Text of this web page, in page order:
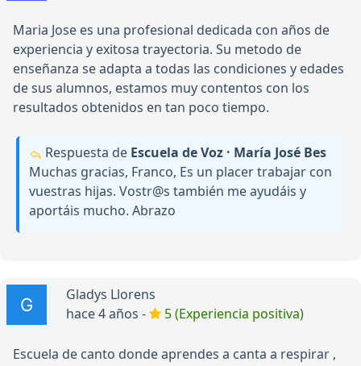
Maria Jose es una profesional dedicada con años de
experiencia y exitosa trayectoria. Su metodo de
enseñanza se adapta a todas las condiciones y edades
de sus alumnos, estamos muy contentos con los
resultados obtenidos en tan poco tiempo.
Respuesta de Escuela de Voz · María José Bes
Muchas gracias, Franco, Es un placer trabajar con
vuestras hijas. Vostr@s también me ayudáis y
aportáis mucho. Abrazo
Gladys Llorens
hace 4 años -
5 (Experiencia positiva)
Escuela de canto donde aprendes a canta a respirar ,